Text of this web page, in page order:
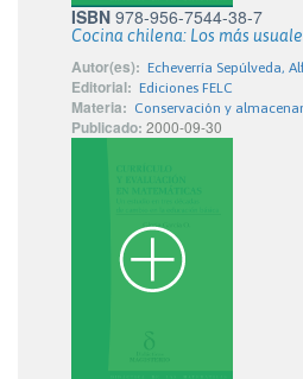
ISBN 978-956-7544-38-7
Cocina chilena: Los más
Autor(es): Echeverría Sepúlveda,
Editorial: Ediciones FELC
Materia: Conservación y
Publicado: 2000-09-30